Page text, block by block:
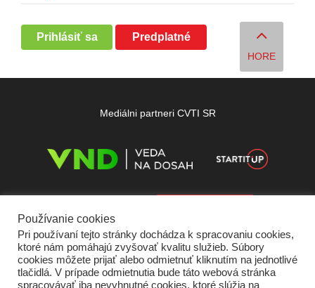
Prihlásiť sa Predplatné
HORE
Mediálni partneri CVTI SR
Používanie cookies
Pri používaní tejto stránky dochádza k spracovaniu cookies,
ktoré nám pomáhajú zvyšovať kvalitu služieb. Súbory
cookies môžete prijať alebo odmietnuť kliknutím na jednotlivé
tlačidlá. V prípade odmietnutia bude táto webová stránka
spracovávať iba nevyhnutné cookies, ktoré slúžia na